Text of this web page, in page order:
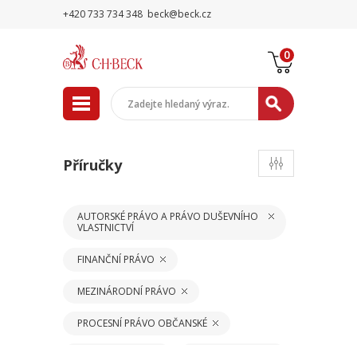
+420 733 734 348 beck@beck.cz
0
Příručky
AUTORSKÉ PRÁVO A PRÁVO DUŠEVNÍHO
VLASTNICTVÍ
FINANČNÍ PRÁVO
MEZINÁRODNÍ PRÁVO
PROCESNÍ PRÁVO OBČANSKÉ